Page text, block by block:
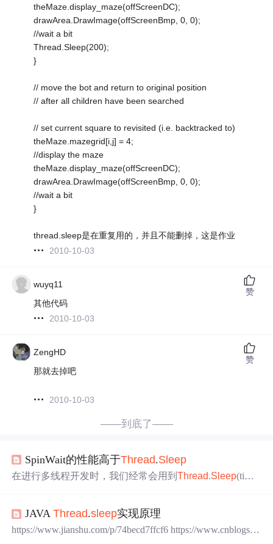
theMaze.display_maze(offScreenDC);
drawArea.DrawImage(offScreenBmp, 0, 0);
//wait a bit
Thread.Sleep(200);
}
// move the bot and return to original position
// after all children have been searched
// set current square to revisited (i.e. backtracked to)
theMaze.mazegrid[i,j] = 4;
//display the maze
theMaze.display_maze(offScreenDC);
drawArea.DrawImage(offScreenBmp, 0, 0);
//wait a bit
}
thread.sleep是在重复用的，并且不能删掉，这是作业
2010-10-03
wuyq11
其他代码
2010-10-03
赞
ZengHD
那就去掉吧
2010-10-03
赞
——到底了——
SpinWait的性能高于Thread.Sleep
在进行多线程开发时，我们经常会用到Thread.Sleep(timeo
待操作。这就让人很纳闷了，我明明指定的等待时间是0毫
秒，为什么还会执行等待呢？ 这时因为当我们调用Thread
JAVAThread.sleep实现原理
https://www.jianshu.com/p/74becd7ffcf6 https://www.cnblogs.c